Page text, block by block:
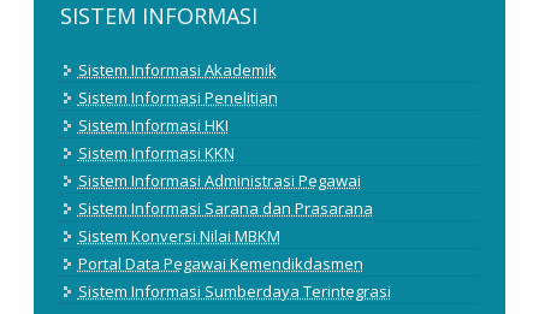
SISTEM INFORMASI
Sistem Informasi Akademik
Sistem Informasi Penelitian
Sistem Informasi HKI
Sistem Informasi KKN
Sistem Informasi Administrasi Pegawai
Sistem Informasi Sarana dan Prasarana
Sistem Konversi Nilai MBKM
Portal Data Pegawai Kemendikdasmen
Sistem Informasi Sumberdaya Terintegrasi